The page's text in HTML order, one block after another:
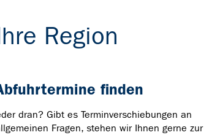
Region
finden
dran? Gibt es Terminverschiebungen an
Fragen, stehen wir Ihnen gerne zur